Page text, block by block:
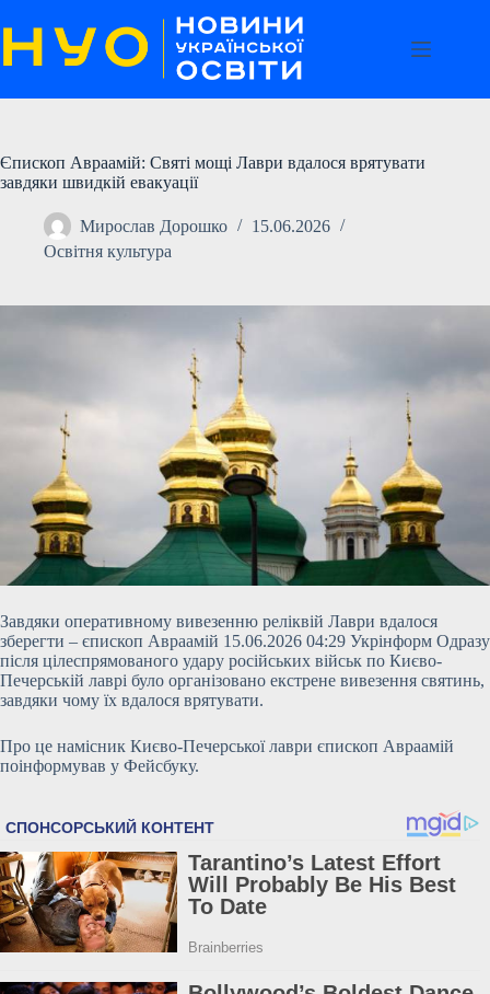
до
вмісту
Єпископ Авраамій: Святі мощі Лаври вдалося врятувати
завдяки швидкій евакуації
Мирослав Дорошко
15.06.2026
Освітня культура
Завдяки оперативному вивезенню реліквій Лаври вдалося
зберегти – єпископ Авраамій 15.06.2026 04:29 Укрінформ Одразу
після цілеспрямованого удару російських військ по Києво-
Печерській лаврі було організовано екстрене вивезення святинь,
завдяки чому їх вдалося врятувати.
Про це намісник Києво-Печерської лаври єпископ Авраамій
поінформував у Фейсбуку.